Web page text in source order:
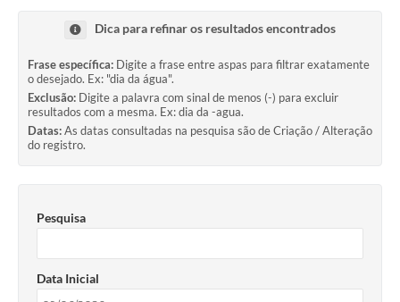
Dica para refinar os resultados encontrados
Frase específica: Digite a frase entre aspas para filtrar exatamente
o desejado. Ex: "dia da água".
Exclusão: Digite a palavra com sinal de menos (-) para excluir
resultados com a mesma. Ex: dia da -agua.
Datas:As datas consultadas na pesquisa são de Criação / Alteração
do registro.
Pesquisa
Data Inicial